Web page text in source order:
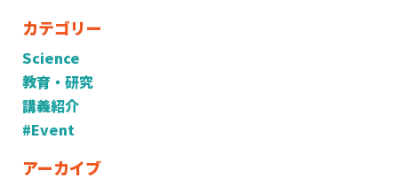
カテゴリー
Science
教育・研究
講義紹介
#Event
アーカイブ